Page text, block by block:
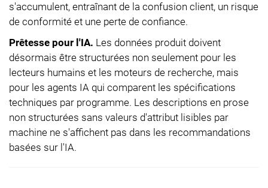
s'accumulent, entraînant de la confusion client, un risque
de conformité et une perte de confiance.
Prêtesse pour l'IA. Les données produit doivent
désormais être structurées non seulement pour les
lecteurs humains et les moteurs de recherche, mais
pour les agents IA qui comparent les spécifications
techniques par programme. Les descriptions en prose
non structurées sans valeurs d'attribut lisibles par
machine ne s'affichent pas dans les recommandations
basées sur l'IA.